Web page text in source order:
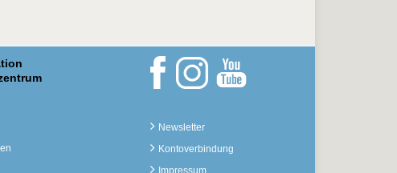
Newsletter
Kontoverbindung
Impressum